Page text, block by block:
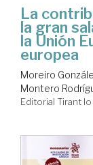
La
la gran
la Unión
europea
Moreiro
Montero
Editorial Tirant